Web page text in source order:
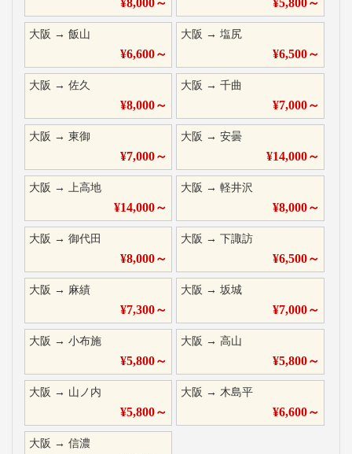
¥8,000～ ¥5,800～
大阪 → 飯山
¥6,600～
大阪 →塩尻
¥6,500～
大阪 → 佐久
¥8,000～
大阪 →千曲
¥7,000～
大阪 → 東御
¥7,000～
大阪 →安曇
¥14,000～
大阪 → 上高地
¥14,000～
大阪 →軽井沢
¥8,000～
大阪 → 御代田
¥8,000～
大阪 →下諏訪
¥6,500～
大阪 → 麻績
¥7,300～
大阪 →坂城
¥7,000～
大阪 → 小布施
¥5,800～
大阪 →高山
¥5,800～
大阪 → 山ノ内
¥5,800～
大阪 →木島平
¥6,600～
大阪 → 信濃